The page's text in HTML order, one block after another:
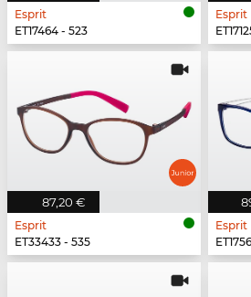
Esprit
ET17464 - 523
Esprit
87,20 €
Esprit
ET33433 - 535
Esprit